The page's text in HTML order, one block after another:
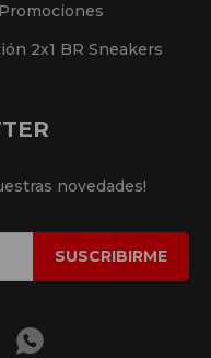
2x1 BR Sneakers
novedades!
SUSCRIBIRME
